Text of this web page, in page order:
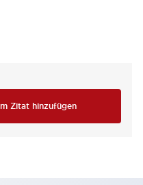
Zitat hinzufügen